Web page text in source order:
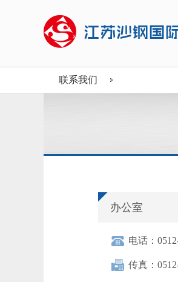
联系我们
办公室
电话：
传真：